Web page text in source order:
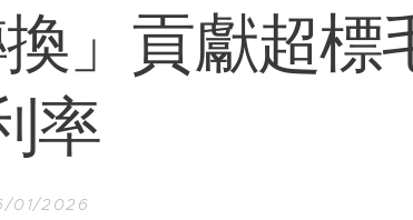
換」貢獻超標
率
01/2026